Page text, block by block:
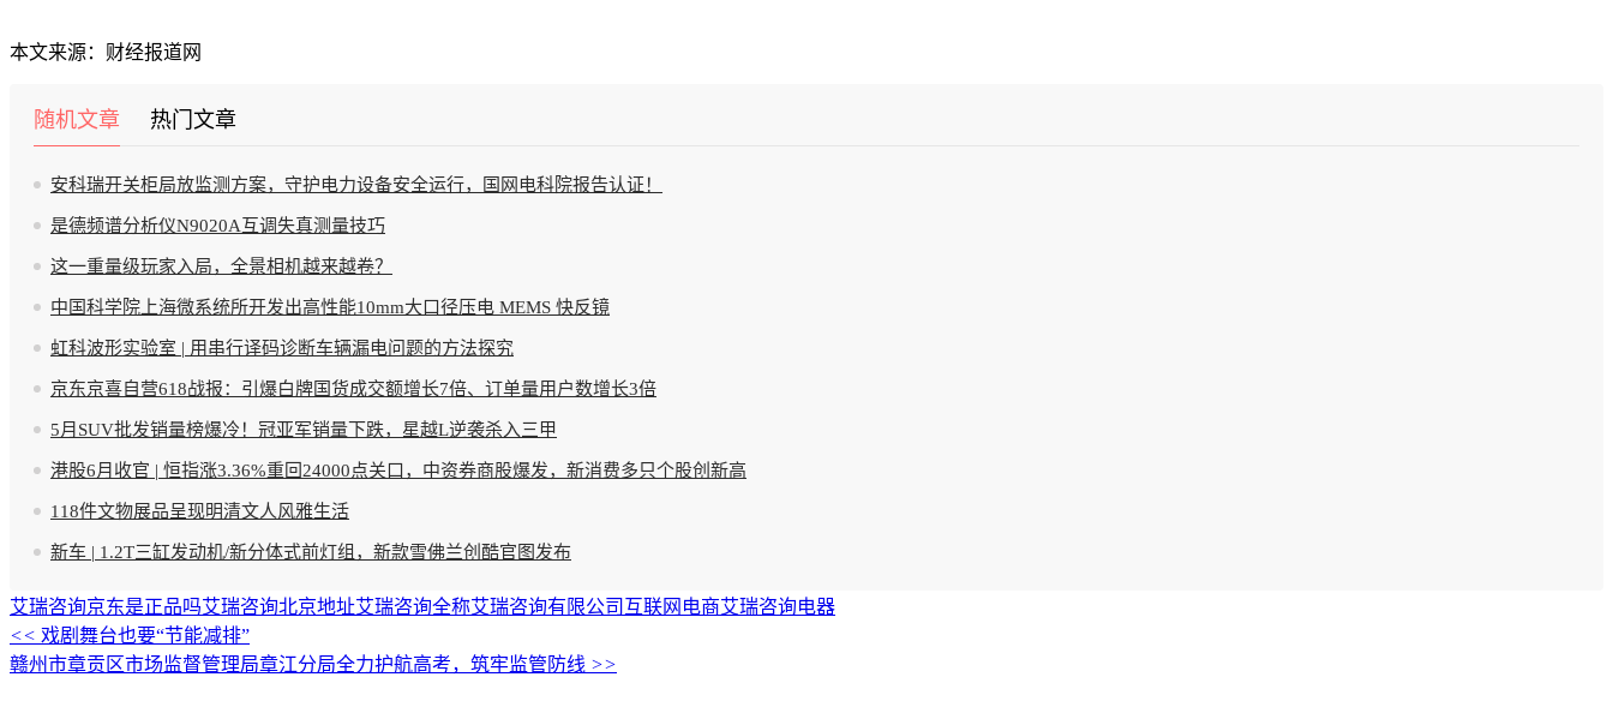
本文来源：财经报道网
随机文章 热门文章
安科瑞开关柜局放监测方案，守护电力设备安全运行，国网电科院报告认证！
是德频谱分析仪N9020A互调失真测量技巧
这一重量级玩家入局，全景相机越来越卷？
中国科学院上海微系统所开发出高性能10mm大口径压电 MEMS 快反镜
虹科波形实验室 | 用串行译码诊断车辆漏电问题的方法探究
京东京喜自营618战报：引爆白牌国货成交额增长7倍、订单量用户数增长3倍
5月SUV批发销量榜爆冷！冠亚军销量下跌，星越L逆袭杀入三甲
港股6月收官 | 恒指涨3.36%重回24000点关口，中资券商股爆发，新消费多只个股创新高
118件文物展品呈现明清文人风雅生活
新车 | 1.2T三缸发动机/新分体式前灯组，新款雪佛兰创酷官图发布
艾瑞咨询京东是正品吗艾瑞咨询北京地址艾瑞咨询全称艾瑞咨询有限公司 互联网电商艾瑞咨询电器
<< 戏剧舞台也要“节能减排”
赣州市章贡区市场监督管理局章江分局全力护航高考，筑牢监管防线 >>